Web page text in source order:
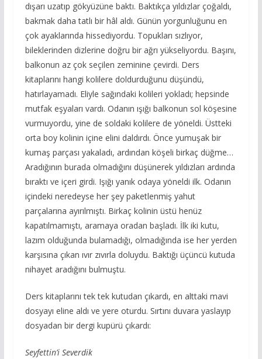
dışarı uzatıp gökyüzüne baktı. Baktıkça yıldızlar çoğaldı,
bakmak daha tatlı bir hâl aldı. Günün yorgunluğunu en
çok ayaklarında hissediyordu. Topukları sızlıyor,
bileklerinden dizlerine doğru bir ağrı yükseliyordu. Başını,
balkonun az çok seçilen zeminine çevirdi. Ders
kitaplarını hangi kolilere doldurduğunu düşündü,
hatırlayamadı. Eliyle sağındaki kolileri yokladı; hepsinde
mutfak eşyaları vardı. Odanın ışığı balkonun sol köşesine
vurmuyordu, yine de soldaki kolilere de yöneldi. Üstteki
orta boy kolinin içine elini daldırdı. Önce yumuşak bir
kumaş parçası yakaladı, ardından köşeli birkaç düğme…
Aradığının burada olmadığını düşünerek yıldızları ardında
bıraktı ve içeri girdi. Işığı yanık odaya yöneldi ilk. Odanın
içindeki neredeyse her şey paketlenmiş yahut
parçalarına ayırılmıştı. Birkaç kolinin üstü henüz
kapatılmamıştı, aramaya oradan başladı. İlk iki kutu,
lazım olduğunda bulamadığı, olmadığında ise her yerden
karşısına çıkan ıvır zıvırla doluydu. Baktığı üçüncü kutuda
nihayet aradığını bulmuştu.
Ders kitaplarını tek tek kutudan çıkardı, en alttaki mavi
dosyayı eline aldı ve yere oturdu. Sırtını duvara yaslayıp
dosyadan bir dergi kupürü çıkardı:
Seyfettin’i Severdik